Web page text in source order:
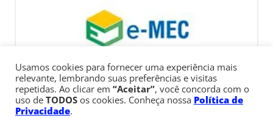
Usamos cookies para fornecer uma experiência mais
relevante, lembrando suas preferências e visitas
repetidas. Ao clicar em “Aceitar”, você concorda com o
uso de TODOS os cookies. Conheça nossa Política de
Privacidade.